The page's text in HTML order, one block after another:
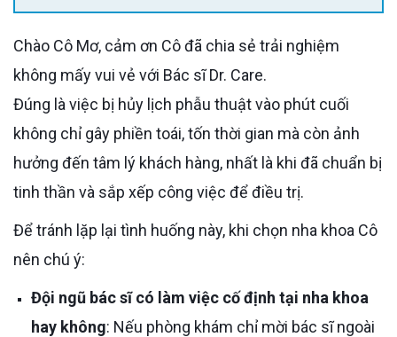
Chào Cô Mơ, cảm ơn Cô đã chia sẻ trải nghiệm
không mấy vui vẻ với Bác sĩ Dr. Care.
Đúng là việc bị hủy lịch phẫu thuật vào phút cuối
không chỉ gây phiền toái, tốn thời gian mà còn ảnh
hưởng đến tâm lý khách hàng, nhất là khi đã chuẩn bị
tinh thần và sắp xếp công việc để điều trị.
Để tránh lặp lại tình huống này, khi chọn nha khoa Cô
nên chú ý:
Đội ngũ bác sĩ có làm việc cố định tại nha khoa
hay không: Nếu phòng khám chỉ mời bác sĩ ngoài